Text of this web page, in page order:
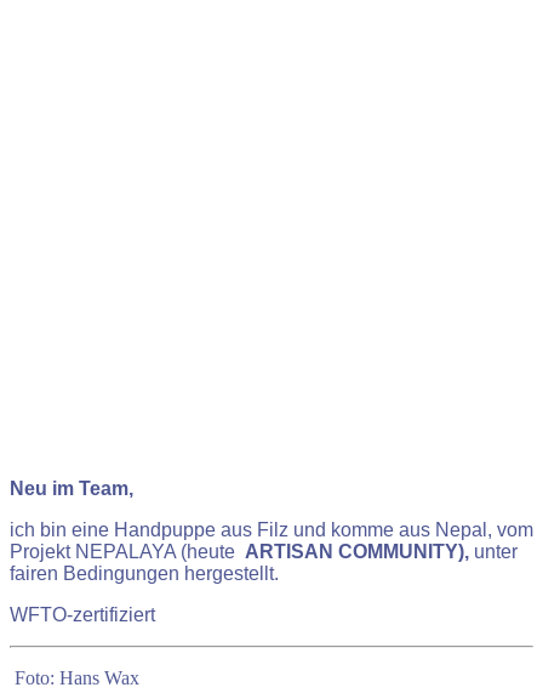
Neu im Team,
ich bin eine Handpuppe aus Filz und komme aus Nepal, vom
Projekt NEPALAYA (heute ARTISAN COMMUNITY), unter
fairen Bedingungen hergestellt.
WFTO-zertifiziert
Foto: Hans Wax